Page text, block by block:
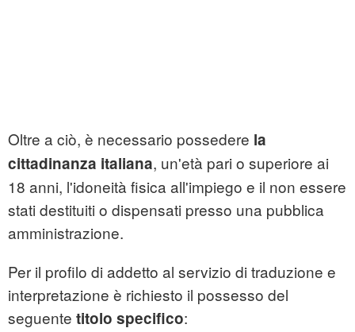
Oltre a ciò, è necessario possedere la
cittadinanza italiana, un'età pari o superiore ai
18 anni, l'idoneità fisica all'impiego e il non essere
stati destituiti o dispensati presso una pubblica
amministrazione.
Per il profilo di addetto al servizio di traduzione e
interpretazione è richiesto il possesso del
seguente titolo specifico: